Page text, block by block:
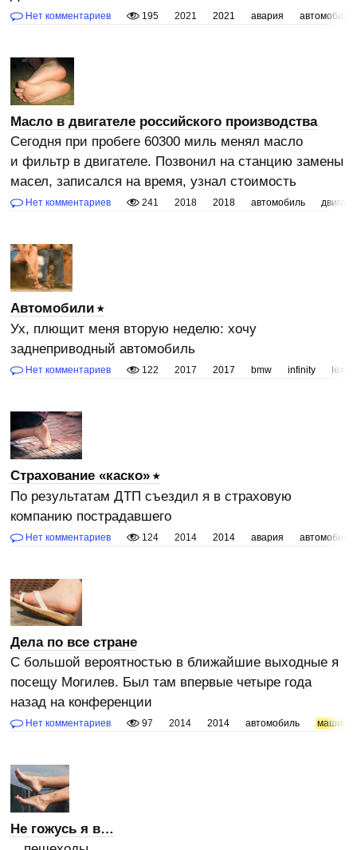
Нет комментариев 195 2021 2021 авария автомобиль
Масло в двигателе российского производства
Сегодня при пробеге 60300 миль менял масло
и фильтр в двигателе. Позвонил на станцию замены
масел, записался на время, узнал стоимость
Нет комментариев 241 2018 2018 автомобиль
Автомобили
Ух, плющит меня вторую неделю: хочу
заднеприводный автомобиль
Нет комментариев 122 2017 2017 bmw infinity lexus
Страхование «каско»
По результатам ДТП съездил я в страховую
компанию пострадавшего
Нет комментариев 124 2014 2014 авария автомобиль
Дела по все стране
С большой вероятностью в ближайшие выходные я
посещу Могилев. Был там впервые четыре года
назад на конференции
Нет комментариев 97 2014 2014 автомобиль машина
Не гожусь я в…